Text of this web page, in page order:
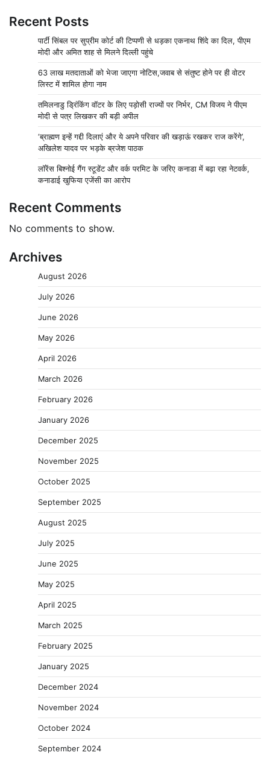
Recent Posts
पार्टी सिंबल पर सुप्रीम कोर्ट की टिप्पणी से धड़का एकनाथ शिंदे का दिल, पीएम
मोदी और अमित शाह से मिलने दिल्ली पहुंचे
63 लाख मतदाताओं को भेजा जाएगा नोटिस,जवाब से संतुष्ट होने पर ही वोटर
लिस्ट में शामिल होगा नाम
तमिलनाडु ड्रिंकिंग वॉटर के लिए पड़ोसी राज्यों पर निर्भर, CM विजय ने पीएम
मोदी से पत्र लिखकर की बड़ी अपील
‘ब्राह्मण इन्हें गद्दी दिलाएं और ये अपने परिवार की खड़ाऊं रखकर राज करेंगे’,
अखिलेश यादव पर भड़के ब्रजेश पाठक
लॉरेंस बिश्नोई गैंग स्टूडेंट और वर्क परमिट के जरिए कनाडा में बढ़ा रहा नेटवर्क,
कनाडाई खुफिया एजेंसी का आरोप
Recent Comments
No comments to show.
Archives
August 2026
July 2026
June 2026
May 2026
April 2026
March 2026
February 2026
January 2026
December 2025
November 2025
October 2025
September 2025
August 2025
July 2025
June 2025
May 2025
April 2025
March 2025
February 2025
January 2025
December 2024
November 2024
October 2024
September 2024